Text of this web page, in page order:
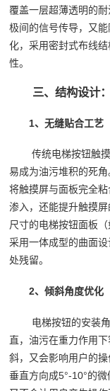
覆盖一层超薄透明的
极间的信号传导，又
化，采用密封式布线
性。
三、结构设计
1、无缝贴合工艺
传统电梯按钮触
易成为油污堆积的死
将触摸屏与面板完全
渗入，还能提升触摸
尺寸的电梯按钮面板
采用一体成型的曲面
处残留。
2、倾斜角度优化
电梯按钮的安装
直，油污在重力作用
斜，又会影响用户的
垂直方向成5°-10°的